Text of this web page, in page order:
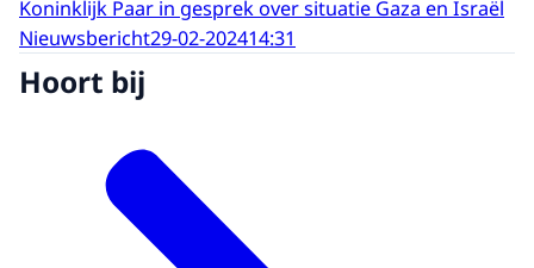
Koninklijk Paar in gesprek over situatie Gaza en Israël
Nieuwsbericht29-02-202414:31
Hoort bij